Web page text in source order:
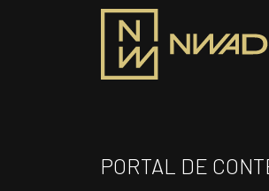
Somos a NWADV
PORTAL DE